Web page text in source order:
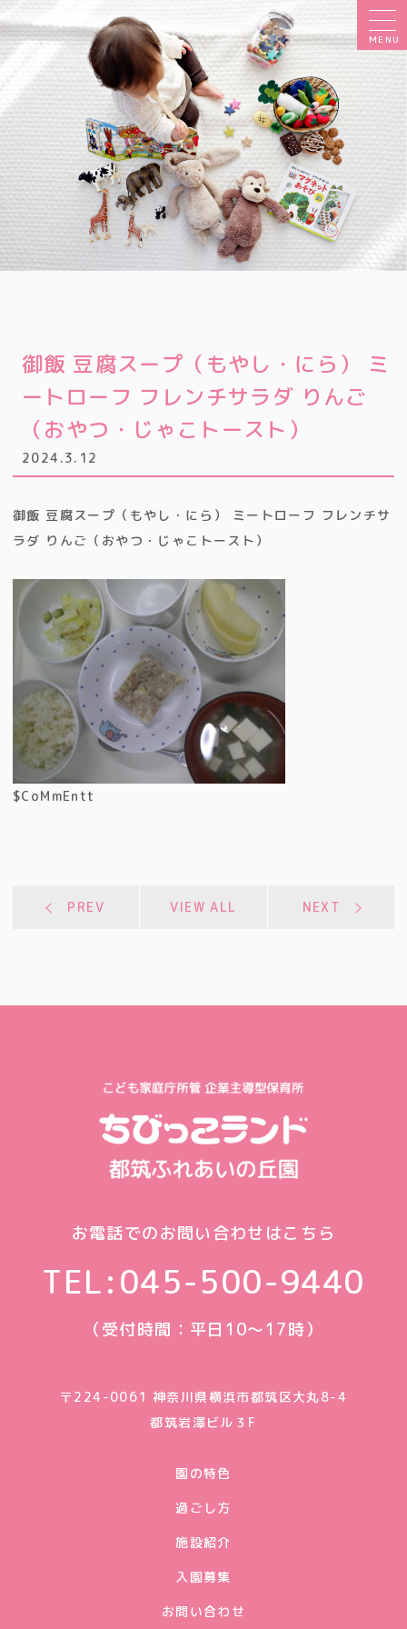
MENU
御飯 豆腐スープ（もやし・にら） ミ
ートローフ フレンチサラダ りんご
（おやつ・じゃこトースト）
2024.3.12
御飯 豆腐スープ（もやし・にら） ミートローフ フレンチサ
ラダ りんご（おやつ・じゃこトースト）
$CoMmEntt
PREV VIEW ALL NEXT
お電話でのお問い合わせはこちら
TEL:045-500-9440
（受付時間：平日10〜17時）
〒224-0061 神奈川県横浜市都筑区大丸8-4
都筑岩澤ビル３F
園の特色
過ごし方
施設紹介
入園募集
お問い合わせ